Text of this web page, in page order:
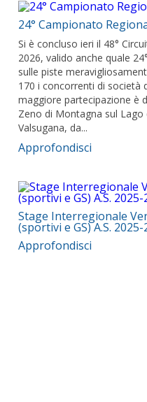
24° Campionato
Si è concluso ieri il 48°
2026, valido anche quale
sulle piste
170 i concorrenti di
maggiore partecipazione è
Zeno di Montagna sul
Valsugana, da...
Approfondisci
Stage Interregionale
(sportivi e GS) A.S. 2025-
Approfondisci